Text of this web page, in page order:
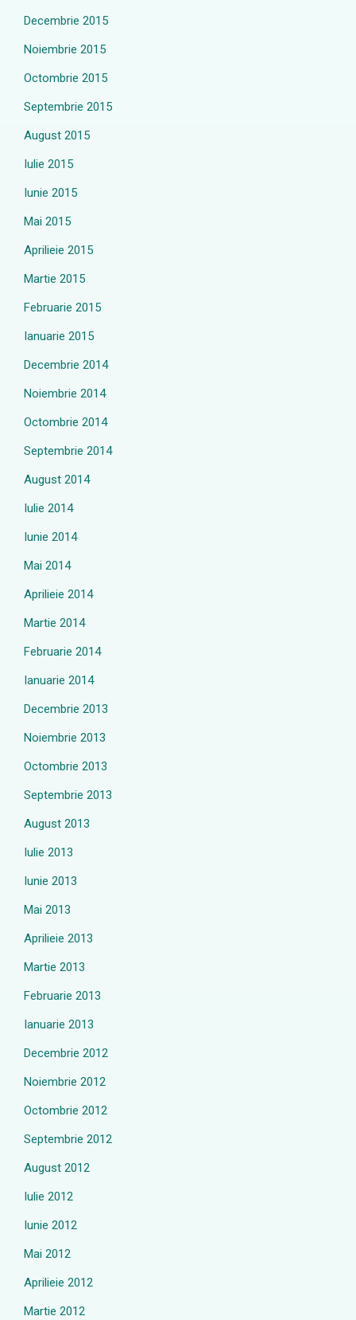
Decembrie 2015
Noiembrie 2015
Octombrie 2015
Septembrie 2015
August 2015
Iulie 2015
Iunie 2015
Mai 2015
Aprilieie 2015
Martie 2015
Februarie 2015
Ianuarie 2015
Decembrie 2014
Noiembrie 2014
Octombrie 2014
Septembrie 2014
August 2014
Iulie 2014
Iunie 2014
Mai 2014
Aprilieie 2014
Martie 2014
Februarie 2014
Ianuarie 2014
Decembrie 2013
Noiembrie 2013
Octombrie 2013
Septembrie 2013
August 2013
Iulie 2013
Iunie 2013
Mai 2013
Aprilieie 2013
Martie 2013
Februarie 2013
Ianuarie 2013
Decembrie 2012
Noiembrie 2012
Octombrie 2012
Septembrie 2012
August 2012
Iulie 2012
Iunie 2012
Mai 2012
Aprilieie 2012
Martie 2012